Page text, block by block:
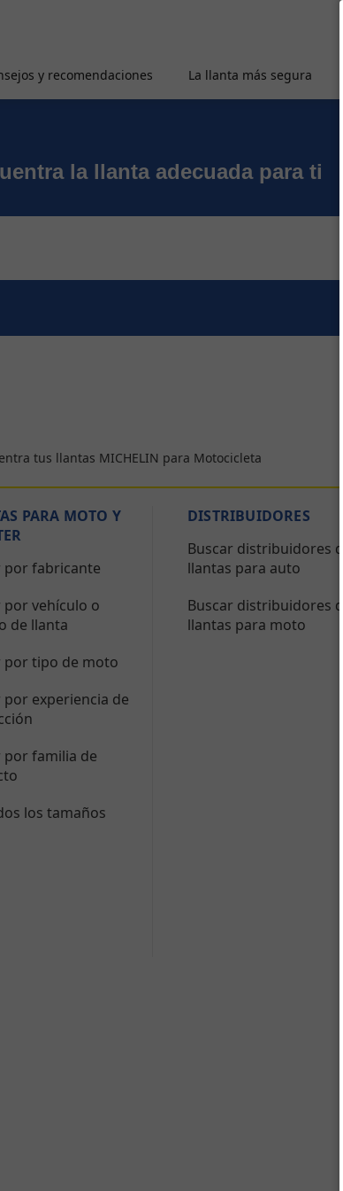
y recomendaciones La llanta más segura
la llanta adecuada para ti
tus llantas MICHELIN para Motocicleta
PARA MOTO Y
por fabricante
por vehículo o
de llanta
por tipo de moto
por experiencia de
por familia de
los tamaños
DISTRIBUIDORES
Buscar distribuidores de
llantas para auto
Buscar distribuidores de
llantas para moto